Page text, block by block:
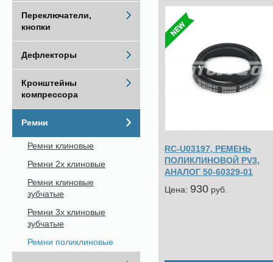
RC-U03197, РЕМЕНЬ
ПОЛИКЛИНОВОЙ PV3,
АНАЛОГ 50-60329-01
Цена: 930 pуб.
Переключатели,
кнопки
Дефлекторы
Кронштейны
компрессора
Ремни
Ремни клиновые
Ремни 2х клиновые
Ремни клиновые
зубчатые
Ремни 3х клиновые
зубчатые
Ремни поликлиновые